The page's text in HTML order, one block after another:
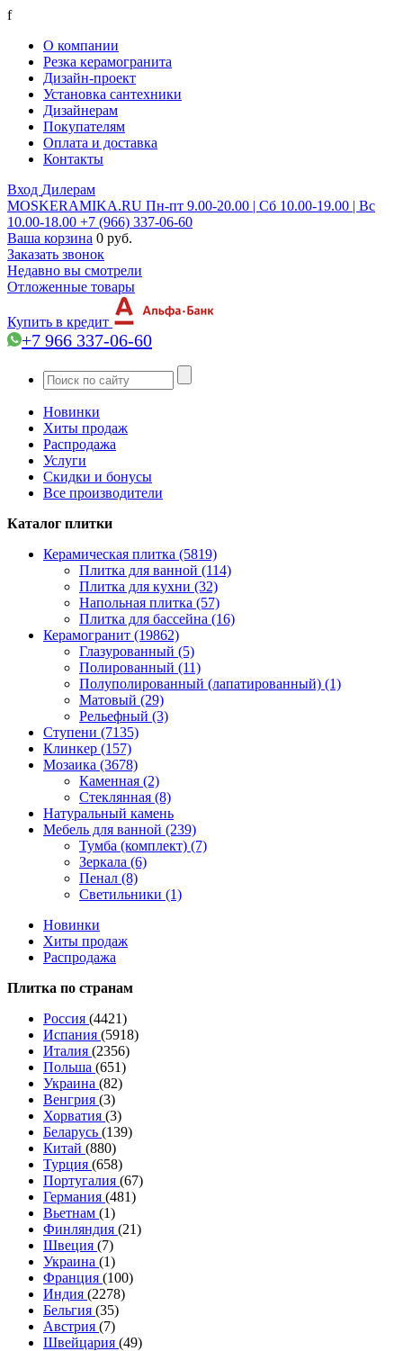
f
О компании
Резка керамогранита
Дизайн-проект
Установка сантехники
Дизайнерам
Покупателям
Оплата и доставка
Контакты
Вход Дилерам
MOSKERAMIKA.RU Пн-пт 9.00-20.00 | Сб 10.00-19.00 | Вс
10.00-18.00 +7 (966) 337-06-60
Ваша корзина 0 руб.
Заказать звонок
Недавно вы смотрели
Отложенные товары
Купить в кредит
+7 966 337-06-60
Новинки
Хиты продаж
Распродажа
Услуги
Скидки и бонусы
Все производители
Каталог плитки
Керамическая плитка (5819)
Плитка для ванной (114)
Плитка для кухни (32)
Напольная плитка (57)
Плитка для бассейна (16)
Керамогранит (19862)
Глазурованный (5)
Полированный (11)
Полуполированный (лапатированный) (1)
Матовый (29)
Рельефный (3)
Ступени (7135)
Клинкер (157)
Мозаика (3678)
Каменная (2)
Стеклянная (8)
Натуральный камень
Мебель для ванной (239)
Тумба (комплект) (7)
Зеркала (6)
Пенал (8)
Светильники (1)
Новинки
Хиты продаж
Распродажа
Плитка по странам
Россия (4421)
Испания (5918)
Италия (2356)
Польша (651)
Украина (82)
Венгрия (3)
Хорватия (3)
Беларусь (139)
Китай (880)
Турция (658)
Португалия (67)
Германия (481)
Вьетнам (1)
Финляндия (21)
Швеция (7)
Украина (1)
Франция (100)
Индия (2278)
Бельгия (35)
Австрия (7)
Швейцария (49)